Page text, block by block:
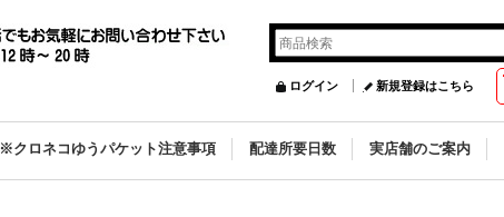
ログイン 新規登録はこちら
※クロネコゆうパケット注意事項 配達所要日数 実店舗のご案内